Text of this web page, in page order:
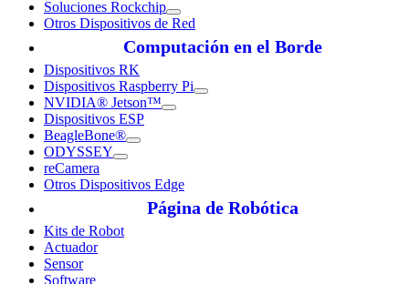
Soluciones Rockchip
Otros Dispositivos de Red
Computación en el Borde
Dispositivos RK
Dispositivos Raspberry Pi
NVIDIA® Jetson™
Dispositivos ESP
BeagleBone®
ODYSSEY
reCamera
Otros Dispositivos Edge
Página de Robótica
Kits de Robot
Actuador
Sensor
Software